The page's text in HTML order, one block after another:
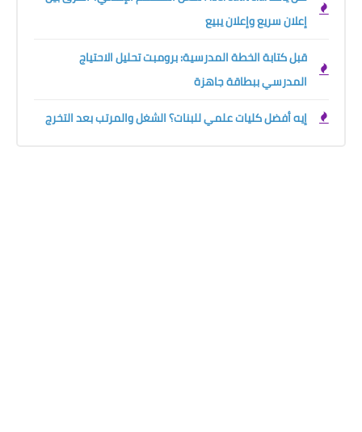
إعلان سريع وإعلان يبيع
قبل كتابة الخطة المدرسية: برومبت تحليل الاحتياج
المدرسي ببطاقة جاهزة
إيه أفضل كليات علمي للبنات؟ الشغل والمرتب بعد التخرج